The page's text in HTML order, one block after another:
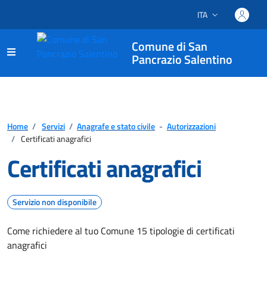
Lingua attiva:
ITA
Comune di San
Pancrazio Salentino
Home / Servizi / Anagrafe e stato civile - Autorizzazioni
/ Certificati anagrafici
Certificati anagrafici
Servizio non disponibile
Come richiedere al tuo Comune 15 tipologie di certificati
anagrafici